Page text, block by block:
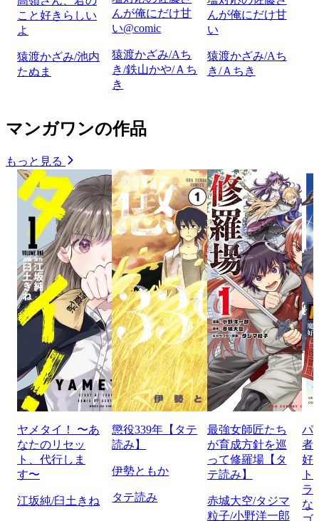
こと好きらしい
よ
猿渡かざみ/池内
たぬま
んが俺にだけ甘
い@comic
猿渡かざみ/Aち
き/鉄山かや/Ａち
き
んが俺にだけ甘
い
猿渡かざみ/Aち
き/Ａちき
マンガワンの作品
もっと見る
ヤメタイ！ 〜あ
なたのリセッ
ト、代行しま
す〜
江坂純/臼土きね
懲役339年【タテ
読み】
伊勢ともか
タテ読み
最強女師匠たち
が育成方針を巡
って修羅場【タ
テ読み】
赤城大空/タジマ
粒子/小野洋一郎
パ
者
好
ト
ラ
な